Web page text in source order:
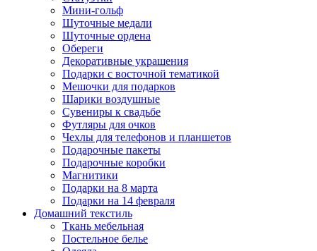
Мини-гольф
Шуточные медали
Шуточные ордена
Обереги
Декоративные украшения
Подарки с восточной тематикой
Мешочки для подарков
Шарики воздушные
Сувениры к свадьбе
Футляры для очков
Чехлы для телефонов и планшетов
Подарочные пакеты
Подарочные коробки
Магнитики
Подарки на 8 марта
Подарки на 14 февраля
Домашний текстиль
Ткань мебельная
Постельное белье